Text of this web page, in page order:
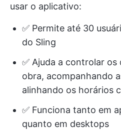
usar o aplicativo:
✅ Permite até 30
do Sling
✅ Ajuda a controlar
obra, acompanhando
alinhando os horários
✅ Funciona tanto em
quanto em desktops